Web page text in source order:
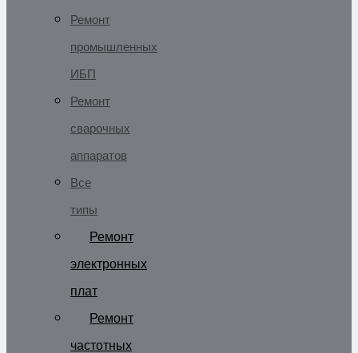
Ремонт
промышленных
ИБП
Ремонт
сварочных
аппаратов
Все
типы
Ремонт
электронных
плат
Ремонт
частотных